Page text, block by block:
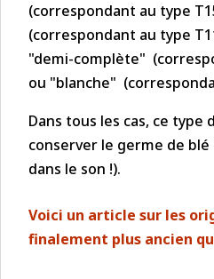
(correspondant au type
(correspondant au type
"demi-complète"
ou "blanche"
Dans tous les cas, ce
conserver le germe de
dans le son !).
Voici un article sur les
finalement plus ancien